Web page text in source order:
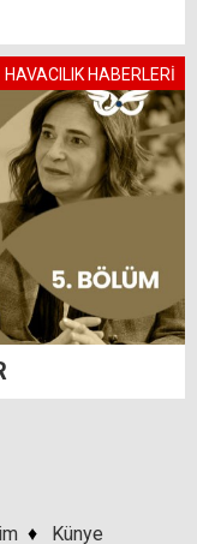
HAVACILIK HABERLERİ
♦ Künye